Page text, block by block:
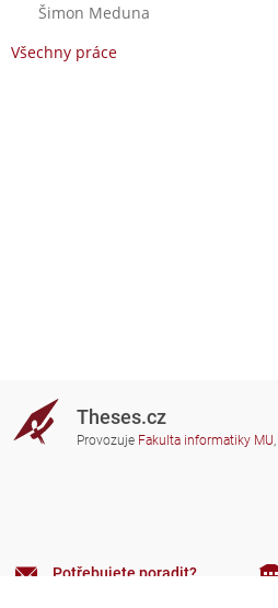
Šimon Meduna
Všechny práce
Theses.cz
Provozuje Fakulta informatiky MU,
Potřebujete poradit?